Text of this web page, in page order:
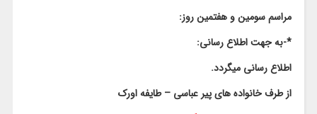
مراسم سومین و هفتمین روز:
*-به جهت اطلاع رسانی:
اطلاع رسانی میگردد.
از طرف خانواده های پیر عباسی – طایفه اورک